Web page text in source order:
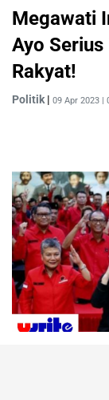
Megawati
Ayo
Rakyat!
Politik | 09 Apr 2023 |